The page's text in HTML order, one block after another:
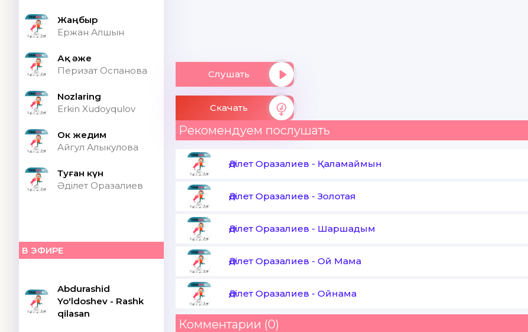
Жаңбыр
Ержан Алшын
Ақ әже
Перизат Оспанова
Nozlaring
Erkin Xudoyqulov
Ок жедим
Айгул Алыкулова
Туған күн
Әділет Оразалиев
В ЭФИРЕ
Abdurashid
Yo'ldoshev - Rashk
qilasan
Слушать
Скачать
Рекомендуем послушать
Әділет Оразалиев - Қаламаймын
Әділет Оразалиев - Золотая
Әділет Оразалиев - Шаршадым
Әділет Оразалиев - Ой Мама
Әділет Оразалиев - Ойнама
Комментарии (0)